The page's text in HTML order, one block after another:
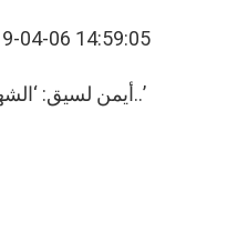
04-06 14:59:05
أيمن لسيق: ‘الشهرة والأضواء غلطوني في روحي..’